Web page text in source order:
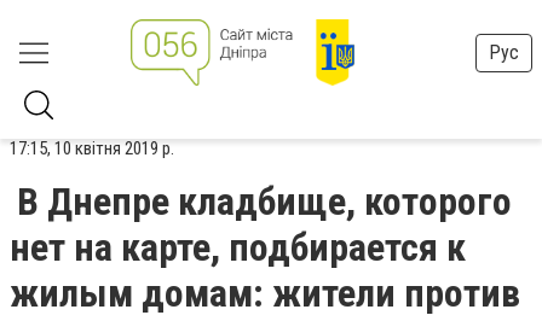
Рус
17:15, 10 квітня 2019 р.
В Днепре кладбище, которого
нет на карте, подбирается к
жилым домам: жители против